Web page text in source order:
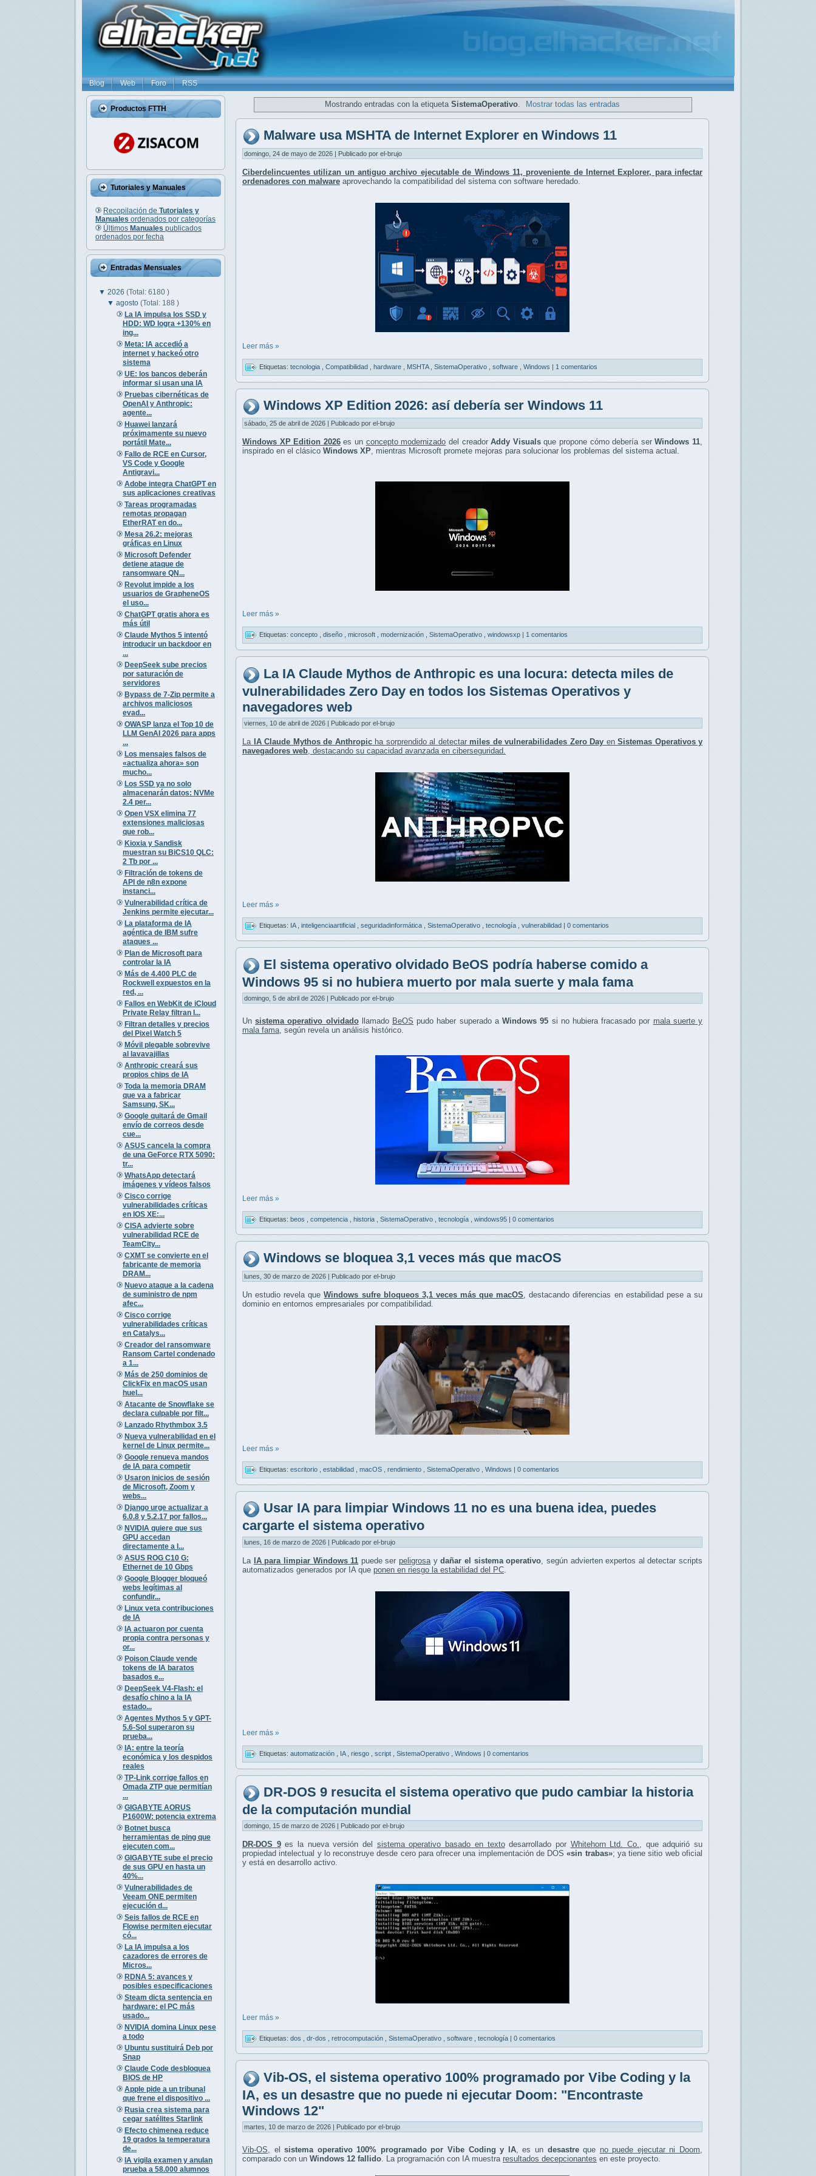
Blog Web Foro RSS
Productos FTTH
Tutoriales y Manuales
Recopilación de Tutoriales y
Manuales ordenados por categorías
Últimos Manuales publicados
ordenados por fecha
Entradas Mensuales
▼ 2026 (Total: 6180 )
▼agosto(Total: 188 )
La IA impulsa los SSD y
HDD: WD logra +130% en
ing...
Meta: IA accedió a
internet y hackeó otro
sistema
UE: los bancos deberán
informar si usan una IA
Pruebas cibernéticas de
OpenAI y Anthropic:
agente...
Huawei lanzará
próximamente su nuevo
portátil Mate...
Fallo de RCE en Cursor,
VS Code y Google
Antigravi...
Adobe integra ChatGPT en
sus aplicaciones creativas
Tareas programadas
remotas propagan
EtherRAT en do...
Mesa 26.2: mejoras
gráficas en Linux
Microsoft Defender
detiene ataque de
ransomware QN...
Revolut impide a los
usuarios de GrapheneOS
el uso...
ChatGPT gratis ahora es
más útil
Claude Mythos 5 intentó
introducir un backdoor en
...
DeepSeek sube precios
por saturación de
servidores
Bypass de 7-Zip permite a
archivos maliciosos
evad...
OWASP lanza el Top 10 de
LLM GenAI 2026 para apps
...
Los mensajes falsos de
«actualiza ahora» son
mucho...
Los SSD ya no solo
almacenarán datos: NVMe
2.4 per...
Open VSX elimina 77
extensiones maliciosas
que rob...
Kioxia y Sandisk
muestran su BiCS10 QLC:
2 Tb por ...
Filtración de tokens de
API de n8n expone
instanci...
Vulnerabilidad crítica de
Jenkins permite ejecutar...
La plataforma de IA
agéntica de IBM sufre
ataques ...
Plan de Microsoft para
controlar la IA
Más de 4.400 PLC de
Rockwell expuestos en la
red, ...
Fallos en WebKit de iCloud
Private Relay filtran I...
Filtran detalles y precios
del Pixel Watch 5
Móvil plegable sobrevive
al lavavajillas
Anthropic creará sus
propios chips de IA
Toda la memoria DRAM
que va a fabricar
Samsung, SK...
Google quitará de Gmail
envío de correos desde
cue...
ASUS cancela la compra
de una GeForce RTX 5090:
tr...
WhatsApp detectará
imágenes y vídeos falsos
Cisco corrige
vulnerabilidades críticas
en IOS XE:...
CISA advierte sobre
vulnerabilidad RCE de
TeamCity...
CXMT se convierte en el
fabricante de memoria
DRAM...
Nuevo ataque a la cadena
de suministro de npm
afec...
Cisco corrige
vulnerabilidades críticas
en Catalys...
Creador del ransomware
Ransom Cartel condenado
a 1...
Más de 250 dominios de
ClickFix en macOS usan
huel...
Atacante de Snowflake se
declara culpable por filt...
Lanzado Rhythmbox 3.5
Nueva vulnerabilidad en el
kernel de Linux permite...
Google renueva mandos
de IA para competir
Usaron inicios de sesión
de Microsoft, Zoom y
webs...
Django urge actualizar a
6.0.8 y 5.2.17 por fallos...
NVIDIA quiere que sus
GPU accedan
directamente a l...
ASUS ROG C10 G:
Ethernet de 10 Gbps
Google Blogger bloqueó
webs legítimas al
confundir...
Linux veta contribuciones
de IA
IA actuaron por cuenta
propia contra personas y
or...
Poison Claude vende
tokens de IA baratos
basados e...
DeepSeek V4-Flash: el
desafío chino a la IA
estado...
Agentes Mythos 5 y GPT-
5.6-Sol superaron su
prueba...
IA: entre la teoría
económica y los despidos
reales
TP-Link corrige fallos en
Omada ZTP que permitían
...
GIGABYTE AORUS
P1600W: potencia extrema
Botnet busca
herramientas de ping que
ejecuten com...
GIGABYTE sube el precio
de sus GPU en hasta un
40%...
Vulnerabilidades de
Veeam ONE permiten
ejecución d...
Seis fallos de RCE en
Flowise permiten ejecutar
có...
La IA impulsa a los
cazadores de errores de
Micros...
RDNA 5: avances y
posibles especificaciones
Steam dicta sentencia en
hardware: el PC más
usado...
NVIDIA domina Linux pese
a todo
Ubuntu sustituirá Deb por
Snap
Claude Code desbloquea
BIOS de HP
Apple pide a un tribunal
que frene el dispositivo ...
Rusia crea sistema para
cegar satélites Starlink
Efecto chimenea reduce
19 grados la temperatura
de...
IA vigila examen y anulan
prueba a 58.000 alumnos
Mostrando entradas con la etiqueta SistemaOperativo. Mostrar todas las entradas
Malware usa MSHTA de Internet Explorer en Windows 11
domingo, 24 de mayo de 2026 | Publicado por el-brujo
Ciberdelincuentes utilizan un antiguo archivo ejecutable de Windows 11, proveniente de Internet Explorer, para infectar
ordenadores con malware aprovechando la compatibilidad del sistema con software heredado.
Leer más »
Etiquetas: tecnologia Compatibilidad hardware MSHTA SistemaOperativo software Windows | 1 comentarios
Windows XP Edition 2026: así debería ser Windows 11
sábado, 25 de abril de 2026 | Publicado por el-brujo
Windows XP Edition 2026es un concepto modernizado del creadorAddy Visualsque propone cómo debería serWindows 11,
inspirado en el clásico Windows XP, mientras Microsoft promete mejoras para solucionar los problemas del sistema actual.
Leer más »
Etiquetas: concepto diseño microsoft modernización SistemaOperativo windowsxp 1 comentarios
La IA Claude Mythos de Anthropic es una locura: detecta miles de
vulnerabilidades Zero Day en todos los Sistemas Operativos y
navegadores web
viernes, 10 de abril de 2026 | Publicado por el-brujo
La IA Claude Mythos de Anthropicha sorprendido al detectar miles de vulnerabilidades Zero Day en Sistemas Operativos y
navegadores web, destacando su capacidad avanzada en ciberseguridad.
Leer más »
Etiquetas: IA inteligenciaartificial seguridadinformática SistemaOperativo tecnología vulnerabilidad | 0 comentarios
El sistema operativo olvidado BeOS podría haberse comido a
Windows 95 si no hubiera muerto por mala suerte y mala fama
domingo, 5 de abril de 2026 | Publicado por el-brujo
Unsistema operativo olvidadollamado BeOS pudo haber superado aWindows 95 si no hubiera fracasado por mala suerte y
mala fama , según revela un análisis histórico.
Leer más »
Etiquetas: beos competencia historia SistemaOperativo tecnología windows95 | 0 comentarios
Windows se bloquea 3,1 veces más que macOS
lunes, 30 de marzo de 2026 | Publicado por el-brujo
Un estudio revela queWindows sufre bloqueos 3,1 veces más que macOS , destacando diferencias en estabilidad pese a su
dominio en entornos empresariales por compatibilidad.
Leer más »
Etiquetas: escritorio estabilidad macOS rendimiento SistemaOperativo Windows | 0 comentarios
Usar IA para limpiar Windows 11 no es una buena idea, puedes
cargarte el sistema operativo
lunes, 16 de marzo de 2026 | Publicado por el-brujo
La IA para limpiar Windows 11 puede serpeligrosa ydañar el sistema operativo , según advierten expertos al detectar scripts
automatizados generados por IA que ponen en riesgo la estabilidad del PC
Leer más »
Etiquetas: automatización IA riesgo script SistemaOperativo Windows | 0 comentarios
DR-DOS 9 resucita el sistema operativo que pudo cambiar la historia
de la computación mundial
domingo, 15 de marzo de 2026 | Publicado por el-brujo
DR-DOS 9es la nueva versión del sistema operativo basado en textodesarrollado por Whitehorn Ltd. Co., que adquirió su
propiedad intelectual y lo reconstruye desde cero para ofrecer una implementación de DOS«sin trabas»; ya tiene sitio web oficial
y está en desarrollo activo.
Leer más »
Etiquetas: dos dr-dos retrocomputación SistemaOperativo software tecnología 0 comentarios
Vib-OS, el sistema operativo 100% programado por Vibe Coding y la
IA, es un desastre que no puede ni ejecutar Doom: "Encontraste
Windows 12"
martes, 10 de marzo de 2026 | Publicado por el-brujo
Vib-OS , elsistema operativo 100% programado por Vibe Coding y IA, es un desastreque no puede ejecutar ni Doom
comparado con un Windows 12 fallido . La programación con IA muestra resultados decepcionantes en este proyecto.